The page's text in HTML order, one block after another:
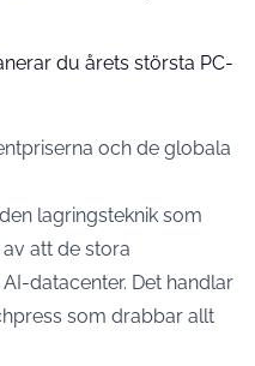
du årets största PC-
och de globala
lagringsteknik som
att de stora
datacenter. Det handlar
som drabbar allt